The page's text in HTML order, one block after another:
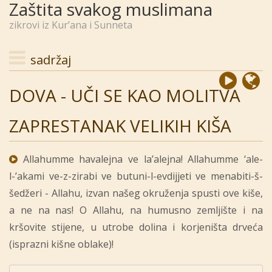
Zaštita svakog muslimana
zikrovi iz Kur’ana i Sunneta
sadržaj
DOVA - UČI SE KAO MOLITVA
ZAPRESTANAK VELIKIH KIŠA
Allahumme havalejna ve la’alejna! Allahumme ‘ale-
l-’akami ve-z-zirabi ve butuni-l-evdijjeti ve menabiti-š-
šedžeri - Allahu, izvan našeg okruženja spusti ove kiše,
a ne na nas! O Allahu, na humusno zemljište i na
kršovite stijene, u utrobe dolina i korjeništa drveća
(isprazni kišne oblake)!